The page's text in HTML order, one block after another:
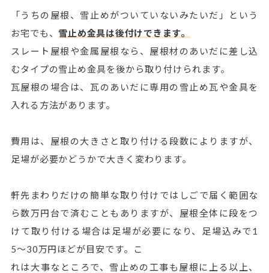
「うちの屋根、雪止めがついていないみたいだ」という
お宅でも、 雪止め金具は後付けできます。
スレート屋根や金属屋根なら、屋根材のあいだに差し込
むタイプの雪止め金具を後から取り付けられます。
瓦屋根の場合は、瓦のあいだに専用の雪止め瓦や金具を
入れる方法があります。
費用は、屋根の大きさと取り付ける段数によりますが、
足場が必要かどうかで大きく変わります。
軒先まわりだけの簡単な取り付けではしごで届く範囲な
ら数万円台で済むこともありますが、屋根全体に段をつ
けて取り付ける場合は足場が必要になり、足場込みで1
5〜30万円ほどが目安です。こ
れは大事なところで、雪止めの工事も屋根に上る以上、